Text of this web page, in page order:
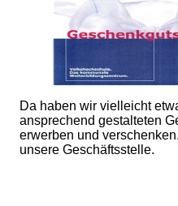
Da haben wir vielleicht
ansprechend gestalteten
erwerben und
unsere Geschäftsstelle.